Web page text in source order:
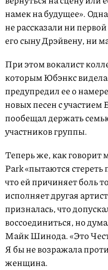
намек на будущее».
не рассказали ни
его сыну Дрэйвену, ни
При этом вокалист
которым Юбэнкс
предупредил ее о
новых песен с
пообещал держать
участников группы.
Теперь же, как
Park «пытаются
что ей причиняет боль
исполняет другая
призналась, что
воссоединиться, но
Майк Шинода. «Это
Я бы не возражала
женщина.